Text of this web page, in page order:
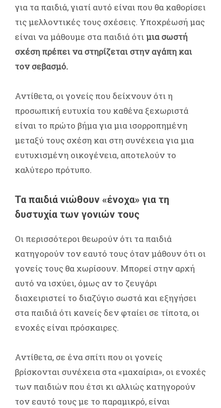
για τα παιδιά, γιατί αυτό είναι που θα καθορίσει
τις μελλοντικές τους σχέσεις. Υποχρέωσή μας
είναι να μάθουμε στα παιδιά ότιμια σωστή
σχέση πρέπει να στηρίζεται στην αγάπη και
τον σεβασμό.
Αντίθετα, οι γονείς που δείχνουν ότι η
προσωπική ευτυχία του καθένα ξεχωριστά
είναι το πρώτο βήμα για μια ισορροπημένη
μεταξύ τους σχέση και στη συνέχεια για μια
ευτυχισμένη οικογένεια, αποτελούν το
καλύτερο πρότυπο.
Τα παιδιά νιώθουν «ένοχα» για τη
δυστυχία των γονιών τους
Οι περισσότεροι θεωρούν ότι τα παιδιά
κατηγορούν τον εαυτό τους όταν μάθουν ότι οι
γονείς τους θα χωρίσουν. Μπορεί στην αρχή
αυτό να ισχύει, όμως αν το ζευγάρι
διαχειριστεί το διαζύγιο σωστά και εξηγήσει
στα παιδιά ότι κανείς δεν φταίει σε τίποτα, οι
ενοχές είναι πρόσκαιρες.
Αντίθετα, σε ένα σπίτι που οι γονείς
βρίσκονται συνέχεια στα «μαχαίρια», οι ενοχές
των παιδιών που έτσι κι αλλιώς κατηγορούν
τον εαυτό τους με το παραμικρό, είναι